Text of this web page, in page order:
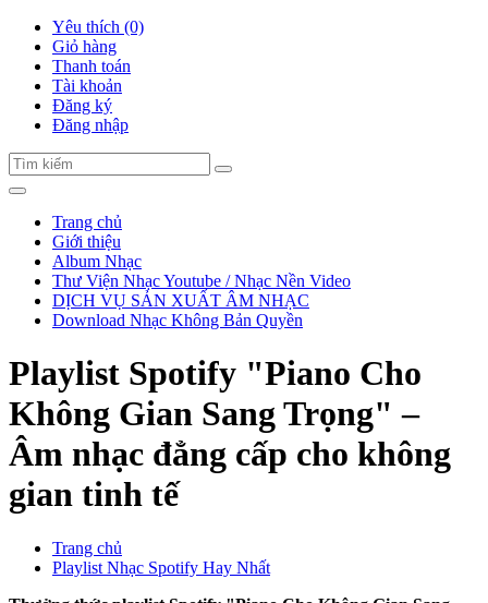
Yêu thích (0)
Giỏ hàng
Thanh toán
Tài khoản
Đăng ký
Đăng nhập
Trang chủ
Giới thiệu
Album Nhạc
Thư Viện Nhạc Youtube / Nhạc Nền Video
DỊCH VỤ SẢN XUẤT ÂM NHẠC
Download Nhạc Không Bản Quyền
Playlist Spotify "Piano Cho
Không Gian Sang Trọng" –
Âm nhạc đẳng cấp cho không
gian tinh tế
Trang chủ
Playlist Nhạc Spotify Hay Nhất